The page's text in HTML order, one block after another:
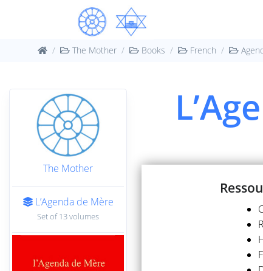
The Mother Books French
The Mother
L’Agenda de Mère
Set of 13 volumes